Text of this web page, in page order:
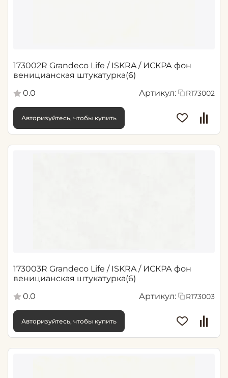
173002R Grandeco Life / ISKRA / ИСКРА фон
веницианская штукатурка(6)
0.0
Артикул: R173002
Авторизуйтесь, чтобы купить
173003R Grandeco Life / ISKRA / ИСКРА фон
веницианская штукатурка(6)
0.0
Артикул: R173003
Авторизуйтесь, чтобы купить